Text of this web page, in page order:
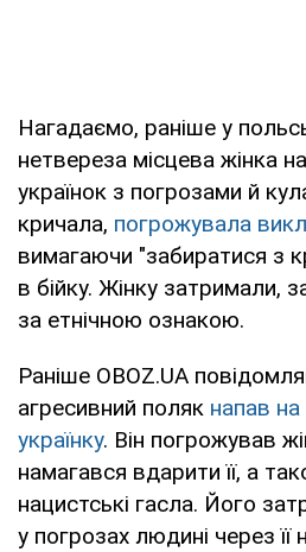
Нагадаємо, раніше у
нетвереза місцева жінка
українок з погрозами й
кричала, погрожувала
вимагаючи "забиратися з
в бійку. Жінку затримали,
за етнічною ознакою.
Раніше OBOZ.UA
агресивний поляк напав
українку. Він погрожував
намагався вдарити її, а
нацистські гасла. Його
у погрозах людині через її